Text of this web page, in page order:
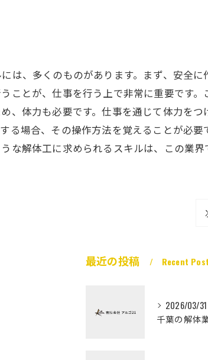
は、多くのものがあります。まず、安全に
ことが、仕事を行う上で非常に重要です。
、体力も必要です。仕事を通じて体力をつ
る場合、その操作方法を覚えることが必要
な解体工に求められるスキルは、この業界
最近の投稿 Recent
2026/03/31